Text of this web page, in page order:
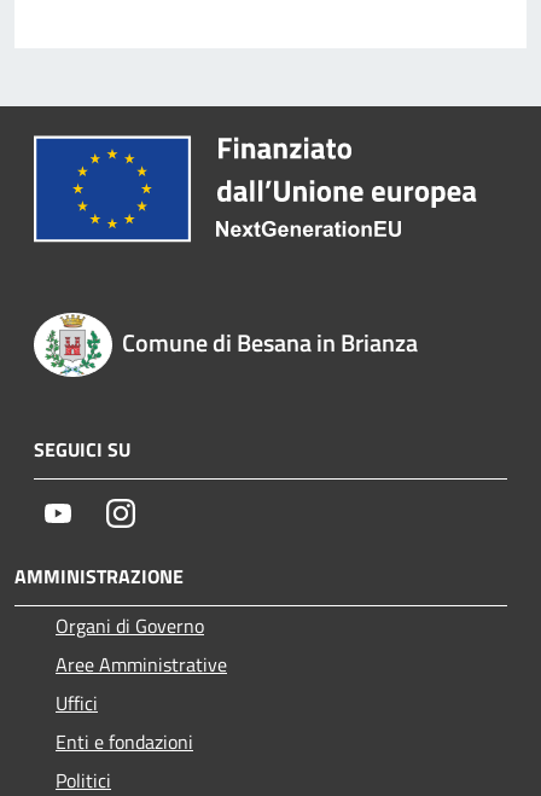
Comune di Besana in Brianza
SEGUICI SU
YoutubeInstagram
AMMINISTRAZIONE
Organi di Governo
Aree Amministrative
Uffici
Enti e fondazioni
Politici